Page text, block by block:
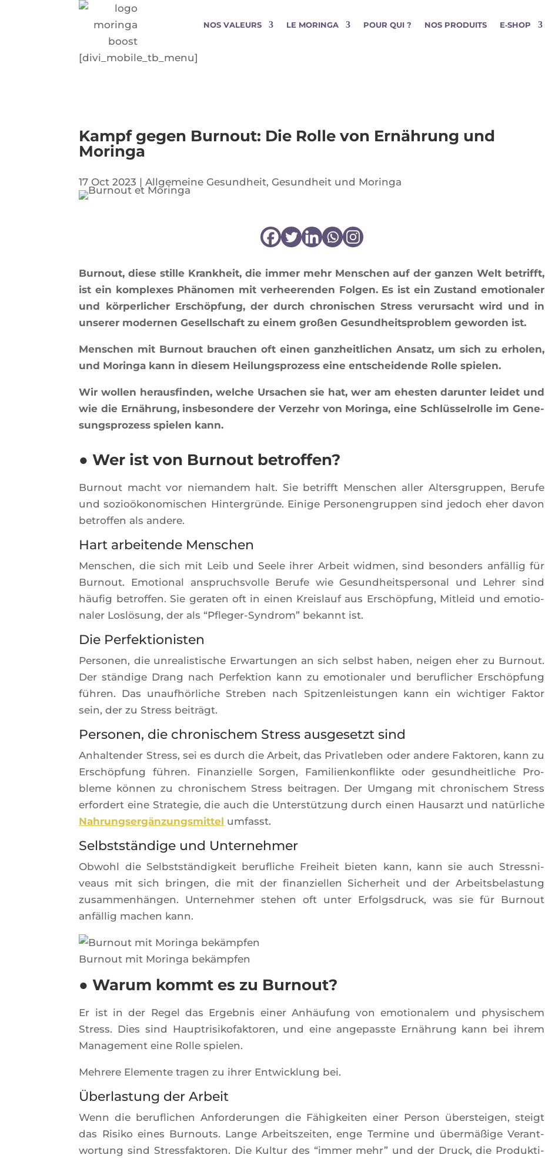
NOS VALEURS LE MORINGA POUR QUI ? NOS PRODUITS E‑SHOP
[divi_mobile_tb_menu]
Kampf gegen Burnout: Die Rolle von Ernährung und
Moringa
17 Oct 2023 |Allgemeine Gesundheit, Gesundheit und Moringa
Bur­nout, diese stille Kran­kheit, die immer mehr Men­schen auf der gan­zen Welt betrifft,
ist ein kom­plexes Phä­no­men mit verhee­ren­den Fol­gen. Es ist ein Zus­tand emo­tio­na­ler
und kör­per­li­cher Erschöp­fung, der durch chro­ni­schen Stress verur­sacht wird und in
unse­rer moder­nen Gesell­schaft zu einem großen Gesund­heits­pro­blem gewor­den ist.
Men­schen mit Bur­nout brau­chen oft einen ganz­heit­li­chen Ansatz, um sich zu erho­len,
und Morin­ga kann in die­sem Hei­lung­spro­zess eine ent­schei­dende Rolle spielen.
Wir wol­len heraus­fin­den, welche Ursa­chen sie hat, wer am ehes­ten darun­ter lei­det und
wie die Ernäh­rung, ins­be­son­dere der Ver­zehr von Morin­ga, eine Schlüs­sel­rolle im Gene­
sung­spro­zess spie­len kann.
● Wer ist von Burnout betroffen?
Bur­nout macht vor nie­man­dem halt. Sie betrifft Men­schen aller Alters­grup­pen, Berufe
und sozioö­ko­no­mi­schen Hin­ter­gründe. Einige Per­so­nen­grup­pen sind jedoch eher davon
betrof­fen als andere.
Hart arbeitende Menschen
Men­schen, die sich mit Leib und Seele ihrer Arbeit wid­men, sind beson­ders anfäl­lig für
Bur­nout. Emo­tio­nal ans­pruchs­volle Berufe wie Gesund­heits­per­so­nal und Leh­rer sind
häu­fig betrof­fen. Sie gera­ten oft in einen Kreis­lauf aus Erschöp­fung, Mit­leid und emo­tio­
na­ler Loslö­sung, der als “Pfle­ger-Syn­drom” bekannt ist.
Die Perfektionisten
Per­so­nen, die unrea­lis­tische Erwar­tun­gen an sich selbst haben, nei­gen eher zu Bur­nout.
Der stän­dige Drang nach Per­fek­tion kann zu emo­tio­na­ler und beru­fli­cher Erschöp­fung
füh­ren. Das unaufhör­liche Stre­ben nach Spit­zen­leis­tun­gen kann ein wich­ti­ger Fak­tor
sein, der zu Stress beiträgt.
Personen, die chronischem Stress ausgesetzt sind
Anhal­ten­der Stress, sei es durch die Arbeit, das Pri­vat­le­ben oder andere Fak­to­ren, kann zu
Erschöp­fung füh­ren. Finan­zielle Sor­gen, Fami­lien­kon­flikte oder gesund­heit­liche Pro­
bleme kön­nen zu chro­ni­schem Stress bei­tra­gen. Der Umgang mit chro­ni­schem Stress
erfor­dert eine Stra­te­gie, die auch die Unterstüt­zung durch einen Hau­sarzt und natür­liche
Nah­rung­sergän­zung­smit­tel umfasst.
Selbstständige und Unternehmer
Obwohl die Selbststän­dig­keit beru­fliche Frei­heit bie­ten kann, kann sie auch Stress­ni­
veaus mit sich brin­gen, die mit der finan­ziel­len Siche­rheit und der Arbeits­be­las­tung
zusam­menhän­gen. Unter­neh­mer ste­hen oft unter Erfolg­sdruck, was sie für Bur­nout
anfäl­lig machen kann.
Bur­nout mit Morin­ga bekämpfen
● Warum kommt es zu Burnout?
Er ist in der Regel das Ergeb­nis einer Anhäu­fung von emo­tio­na­lem und phy­si­schem
Stress. Dies sind Haup­tri­si­ko­fak­to­ren, und eine ange­passte Ernäh­rung kann bei ihrem
Mana­ge­ment eine Rolle spielen.
Meh­rere Ele­mente tra­gen zu ihrer Ent­wi­ck­lung bei.
Überlastung der Arbeit
Wenn die beru­fli­chen Anfor­de­run­gen die Fähig­kei­ten einer Per­son übers­tei­gen, steigt
das Risi­ko eines Bur­nouts. Lange Arbeits­zei­ten, enge Ter­mine und übermäßige Verant­
wor­tung sind Stress­fak­to­ren. Die Kul­tur des “immer mehr” und der Druck, die Pro­duk­ti­